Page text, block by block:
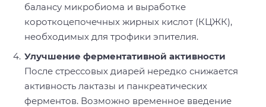
балансу микробиома и выработке
короткоцепочечных жирных кислот (КЦЖК),
необходимых для трофики эпителия.
Улучшение ферментативной активности
После стрессовых диарей нередко снижается
активность лактазы и панкреатических
ферментов. Возможно временное введение